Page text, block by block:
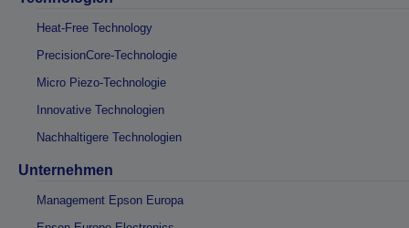
Heat-Free Technology
PrecisionCore-Technologie
Micro Piezo-Technologie
Innovative Technologien
Nachhaltigere Technologien
Unternehmen
Management Epson Europa